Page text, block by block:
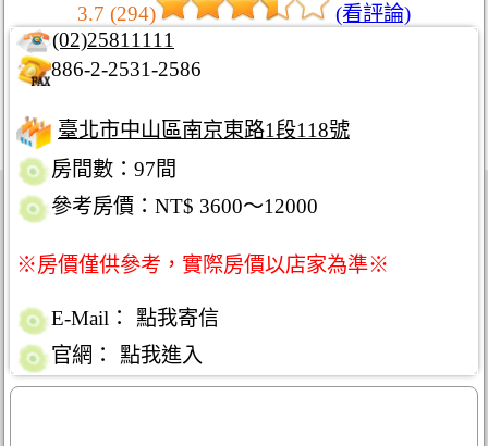
3.7 (294)
(看評論)
(02)25811111
886-2-2531-2586
臺北市中山區南京東路1段118號
房間數：97間
參考房價：NT$ 3600～12000
※房價僅供參考，實際房價以店家為準※
E-Mail：
點我寄信
官網：
點我進入